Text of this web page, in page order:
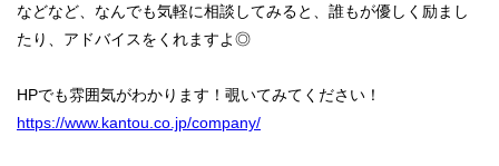
などなど、なんでも気軽に相談してみると、誰もが優しく励まし
たり、アドバイスをくれますよ◎
HPでも雰囲気がわかります！覗いてみてください！
https://www.kantou.co.jp/company/